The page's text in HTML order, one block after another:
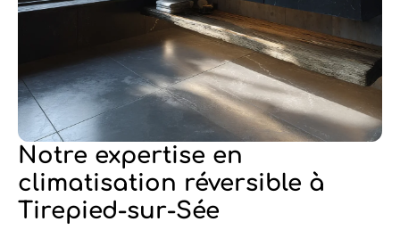
Notre expertise en
climatisation réversible à
Tirepied-sur-Sée